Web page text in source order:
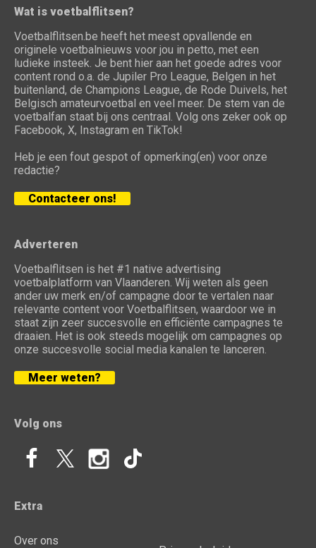
Wat is voetbalflitsen?
Voetbalflitsen.be heeft het meest opvallende en
originele voetbalnieuws voor jou in petto, met een
ludieke insteek. Je bent hier aan het goede adres voor
content rond o.a. de Jupiler Pro League, Belgen in het
buitenland, de Champions League, de Rode Duivels, het
Belgisch amateurvoetbal en veel meer. De stem van de
voetbalfan staat bij ons centraal. Volg ons zeker ook op
Facebook, X, Instagram en TikTok!
Heb je een fout gespot of opmerking(en) voor onze
redactie?
Contacteer ons!
Adverteren
Voetbalflitsen is het #1 native advertising
voetbalplatform van Vlaanderen. Wij weten als geen
ander uw merk en/of campagne door te vertalen naar
relevante content voor Voetbalflitsen, waardoor we in
staat zijn zeer succesvolle en efficiënte campagnes te
draaien. Het is ook steeds mogelijk om campagnes op
onze succesvolle social media kanalen te lanceren.
Meer weten?
Volg ons
Extra
Over ons